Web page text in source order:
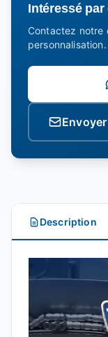
Intéressé
Contactez notre
personnalisation.
Description